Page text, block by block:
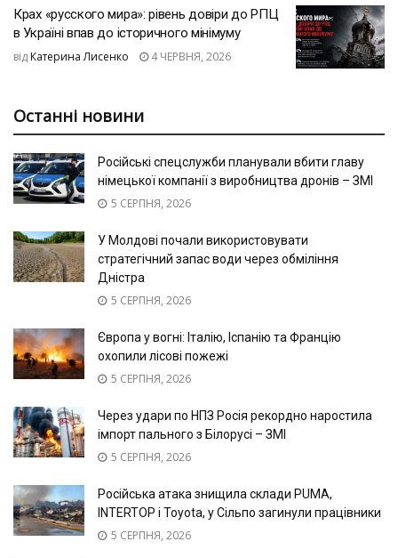
Крах «русского мира»: рівень довіри до РПЦ
в Україні впав до історичного мінімуму
від Катерина Лисенко 4 ЧЕРВНЯ, 2026
Останні новини
Російські спецслужби планували вбити главу
німецької компанії з виробництва дронів – ЗМІ
5 СЕРПНЯ, 2026
У Молдові почали використовувати
стратегічний запас води через обміління
Дністра
5 СЕРПНЯ, 2026
Європа у вогні: Італію, Іспанію та Францію
охопили лісові пожежі
5 СЕРПНЯ, 2026
Через удари по НПЗ Росія рекордно наростила
імпорт пального з Білорусі – ЗМІ
5 СЕРПНЯ, 2026
Російська атака знищила склади PUMA,
INTERTOP і Toyota, у Сільпо загинули працівники
5 СЕРПНЯ, 2026